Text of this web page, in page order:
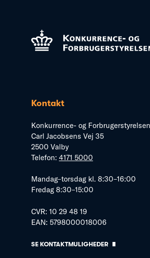
Kontakt
Konkurrence- og Forbrugerstyrelsen
Carl Jacobsens Vej 35
2500 Valby
Telefon: 4171 5000
Mandag–torsdag kl. 8:30–16:00
Fredag 8:30–15:00
CVR: 10 29 48 19
EAN: 5798000018006
SE KONTAKTMULIGHEDER